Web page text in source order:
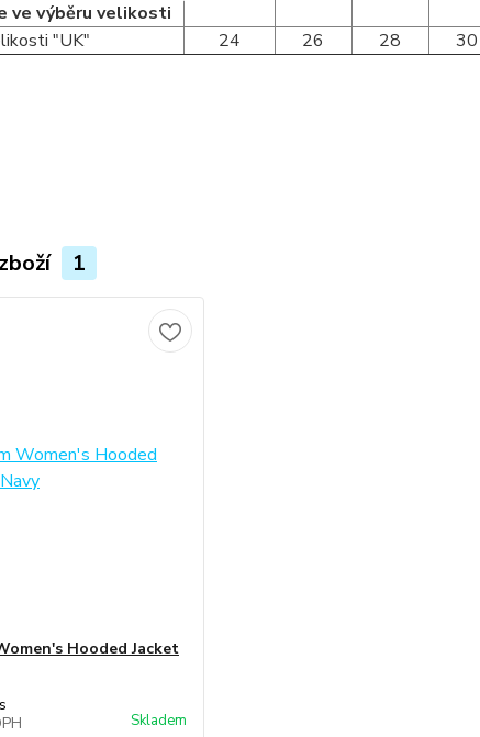
ve výběru velikosti
"UK" 24 26 28 30
1
Hooded Jacket
Skladem